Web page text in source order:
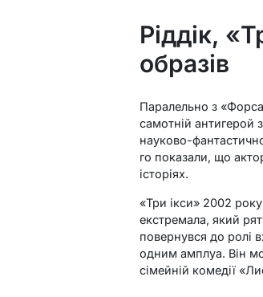
Ріддік,
образів
Паралельно з
самотній антигерой
науково-
го показали, що
історіях.
«Три ікси» 2002
екстремала, який
повернувся до ролі
одним амплуа. Він
сімейній комедії